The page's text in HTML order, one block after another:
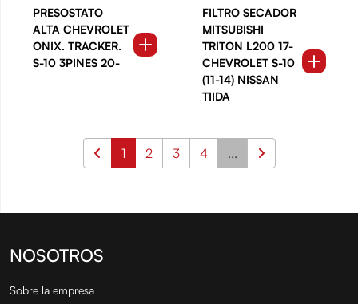
PRESOSTATO
ALTA CHEVROLET
ONIX. TRACKER.
S-10 3PINES 20-
FILTRO SECADOR
MITSUBISHI
TRITON L200 17-
CHEVROLET S-10
(11-14) NISSAN
TIIDA
1 2 3 4 ...
NOSOTROS
Sobre la empresa